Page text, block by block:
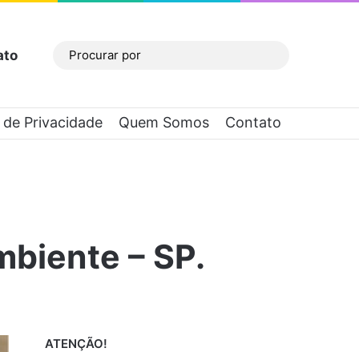
Barra Lateral
Privacidade Quem Somos Contato
– SP.
ATENÇÃO!